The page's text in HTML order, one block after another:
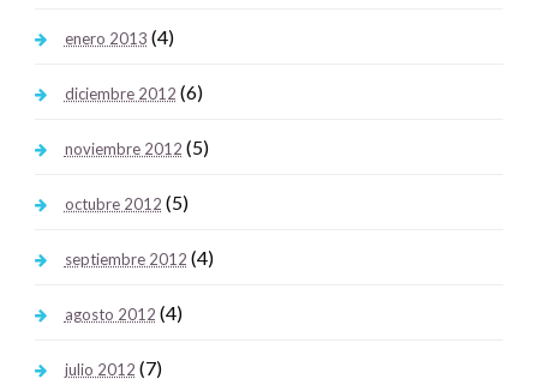
enero 2013 (4)
diciembre 2012 (6)
noviembre 2012 (5)
octubre 2012 (5)
septiembre 2012 (4)
agosto 2012 (4)
julio 2012 (7)